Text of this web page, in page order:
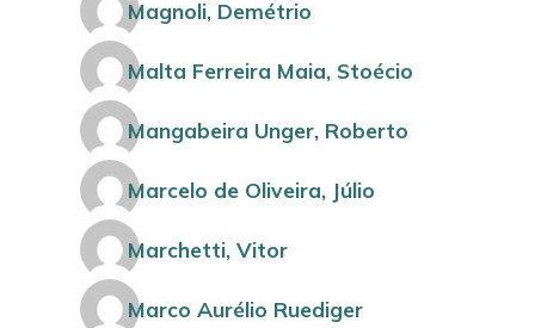
Magnoli, Demétrio
Malta Ferreira Maia, Stoécio
Mangabeira Unger, Roberto
Marcelo de Oliveira, Júlio
Marchetti, Vitor
Marco Aurélio Ruediger